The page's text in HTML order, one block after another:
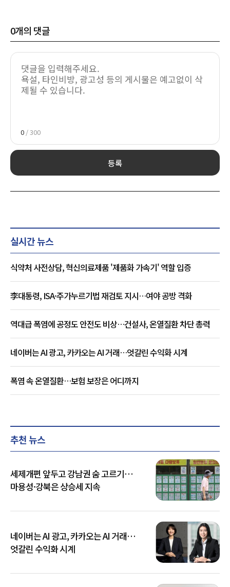
0개의 댓글
0 / 300
등록
실시간 뉴스
식약처 사전상담, 혁신의료제품 '제품화 가속기' 역할 입증
李대통령, ISA·주가누르기법 재검토 지시…여야 공방 격화
역대급 폭염에 공정도 안전도 비상…건설사, 온열질환 차단 총력
네이버는 AI 광고, 카카오는 AI 거래…엇갈린 수익화 시계
폭염 속 온열질환…보험 보장은 어디까지
추천 뉴스
세제개편 앞두고 강남권 숨 고르기…
마용성·강북은 상승세 지속
네이버는 AI 광고, 카카오는 AI 거래…
엇갈린 수익화 시계